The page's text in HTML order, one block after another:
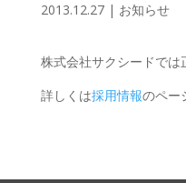
2013.12.27| お知らせ
株式会社サクシードでは
詳しくは採用情報のペー